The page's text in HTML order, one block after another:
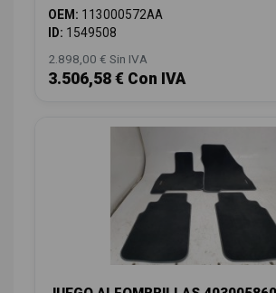
OEM: 113000572AA
ID: 1549508
2.898,00 € Sin IVA
3.506,58 € Con IVA